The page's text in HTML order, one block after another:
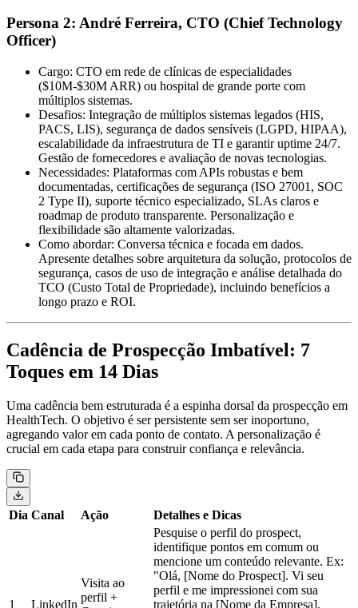
Persona 2: André Ferreira, CTO (Chief Technology
Officer)
Cargo: CTO em rede de clínicas de especialidades
($10M-$30M ARR) ou hospital de grande porte com
múltiplos sistemas.
Desafios: Integração de múltiplos sistemas legados (HIS,
PACS, LIS), segurança de dados sensíveis (LGPD, HIPAA),
escalabilidade da infraestrutura de TI e garantir uptime 24/7.
Gestão de fornecedores e avaliação de novas tecnologias.
Necessidades: Plataformas com APIs robustas e bem
documentadas, certificações de segurança (ISO 27001, SOC
2 Type II), suporte técnico especializado, SLAs claros e
roadmap de produto transparente. Personalização e
flexibilidade são altamente valorizadas.
Como abordar: Conversa técnica e focada em dados.
Apresente detalhes sobre arquitetura da solução, protocolos de
segurança, casos de uso de integração e análise detalhada do
TCO (Custo Total de Propriedade), incluindo benefícios a
longo prazo e ROI.
Cadência de Prospecção Imbatível: 7
Toques em 14 Dias
Uma cadência bem estruturada é a espinha dorsal da prospecção em
HealthTech. O objetivo é ser persistente sem ser inoportuno,
agregando valor em cada ponto de contato. A personalização é
crucial em cada etapa para construir confiança e relevância.
Dia Canal Ação Detalhes e Dicas
1 LinkedIn
Visita ao
perfil +
Pesquise o perfil do prospect,
identifique pontos em comum ou
mencione um conteúdo relevante. Ex:
"Olá, [Nome do Prospect]. Vi seu
perfil e me impressionei com sua
trajetória na [Nome da Empresa].